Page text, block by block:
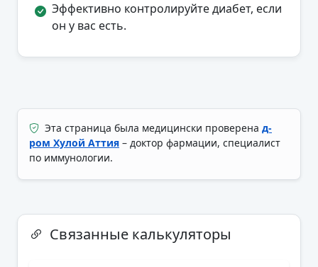
Эффективно контролируйте диабет, если
он у вас есть.
Эта страница была медицински проверена д-
ром Хулой Аттия – доктор фармации, специалист
по иммунологии.
Связанные калькуляторы